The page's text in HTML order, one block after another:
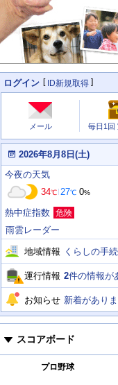
個
人
情
報
ログイン ID新規取得
あ
た
の
ス
ス
メール 毎日1回
本
日
の
天
気
運
情
報
2026年8月8日(土)
今
日
明
日
の
天
気
今夜の天気
34℃ 27℃ 0%
熱中症指数 危険
雨雲レーダー
地域情報 くらしの手
運行情報 2件の情報が
お知らせ 新着があり
スコアボード
プロ野球